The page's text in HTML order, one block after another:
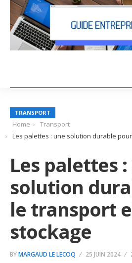
TRANSPORT
Home
Transport
Les palettes : une solution durable
Les palettes
solution
le transport
stockage
BYMARGAUD LE LECOQ 25 JUIN 2024